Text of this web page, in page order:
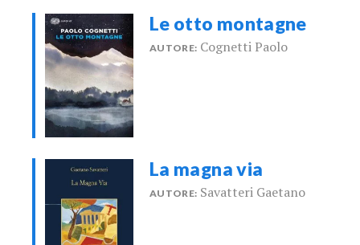
Le otto montagne
AUTORE: Cognetti Paolo
La magna via
AUTORE: Savatteri Gaetano